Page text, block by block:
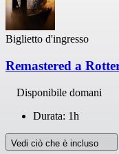
Biglietto d'ingresso
Remastered a
Disponibile domani
Durata: 1h
Vedi ciò che è incluso